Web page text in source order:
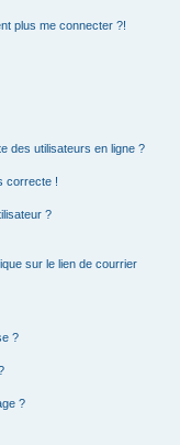
plus me connecter ?!
des utilisateurs en ligne ?
correcte !
?
sur le lien de courrier
?
?